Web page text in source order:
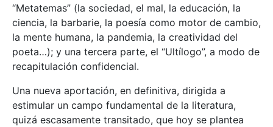
“Metatemas” (la sociedad, el mal, la educación, la
ciencia, la barbarie, la poesía como motor de cambio,
la mente humana, la pandemia, la creatividad del
poeta…); y una tercera parte, el “Ultílogo”, a modo de
recapitulación confidencial.
Una nueva aportación, en definitiva, dirigida a
estimular un campo fundamental de la literatura,
quizá escasamente transitado, que hoy se plantea